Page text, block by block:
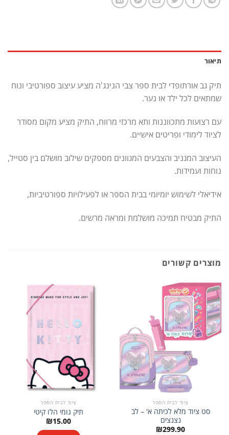
תיאור
תיק גב אורתופדי לבית ספר צבי הנינג'ה מציע עיצוב ספורטיבי ונוח
שמתאים לכל ילד או נער.
עם רצועות מתכווננות ותא מרכזי מרווח, התיק מציע מקום מסודר
לציוד לימודי ופריטים אישיים.
העיצוב המגניב והצבעים המגוונים מספקים שילוב מושלם בין סטייל,
נוחות ועמידות.
אידיאלי לשימוש יומיומי בבית הספר או לפעילויות ספורטיביות,
התיק מבטיח תמיכה מושלמת ומראה מרשים.
מוצרים קשורים
ציוד לבית הספר
סט ציוד מלא לכיתה א' – לב
נצנצים
₪299.90
ציוד לבית הספר
תיק גומי הלו קיטי
₪15.00